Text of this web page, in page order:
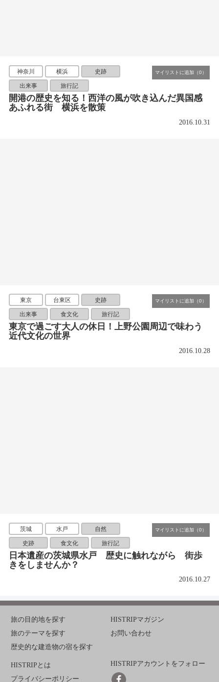
神奈川 横浜 史跡
出来事 旅行記
開港の歴史を知る！西洋の風が吹き込んだ異国感
あふれる街 横浜を散策
2016.10.31
東京 台東区 史跡
出来事 食文化 旅行記
東京で過ごす大人の休日！上野公園周辺で味わう
近代文化の世界
2016.10.28
茨城 水戸 自然
史跡 食文化 旅行記
日本遺産の茨城県水戸 歴史に触れながら 街歩
きをしませんか？
2016.10.27
旅の目的地を探す
旅のテーマを探す
歴史的な建造物の宿を探す
HISTRIPマガジン
お問い合わせ
HISTRIPとは
プライバシーポリシー
HISTRIPアカウントをフォロー